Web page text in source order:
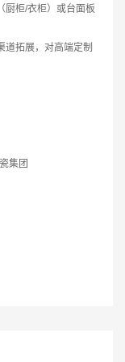
厨柜/衣柜）或台面板
道拓展，对高端定制
集团